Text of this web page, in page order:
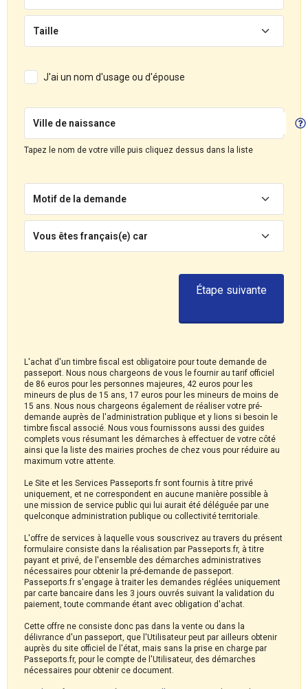
Taille
J'ai un nom d'usage ou d'épouse
Ville de naissance
Tapez le nom de votre ville puis cliquez dessus dans la liste
Motif de la demande
Vous êtes français(e) car
L'achat d'un timbre fiscal est obligatoire pour toute demande de
passeport. Nous nous chargeons de vous le fournir au tarif officiel
de 86 euros pour les personnes majeures, 42 euros pour les
mineurs de plus de 15 ans, 17 euros pour les mineurs de moins de
15 ans. Nous nous chargeons également de réaliser votre pré-
demande auprès de l'administration publique et y lions si besoin le
timbre fiscal associé. Nous vous fournissons aussi des guides
complets vous résumant les démarches à effectuer de votre côté
ainsi que la liste des mairies proches de chez vous pour réduire au
maximum votre attente.
Le Site et les Services Passeports.fr sont fournis à titre privé
uniquement, et ne correspondent en aucune manière possible à
une mission de service public qui lui aurait été déléguée par une
quelconque administration publique ou collectivité territoriale.
L'offre de services à laquelle vous souscrivez au travers du présent
formulaire consiste dans la réalisation par Passeports.fr, à titre
payant et privé, de l'ensemble des démarches administratives
nécessaires pour obtenir la pré-demande de passeport.
Passeports.fr s'engage à traiter les demandes réglées uniquement
par carte bancaire dans les 3 jours ouvrés suivant la validation du
paiement, toute commande étant avec obligation d'achat.
Cette offre ne consiste donc pas dans la vente ou dans la
délivrance d'un passeport, que l'Utilisateur peut par ailleurs obtenir
auprès du site officiel de l'état, mais sans la prise en charge par
Passeports.fr, pour le compte de l'Utilisateur, des démarches
nécessaires pour obtenir ce document.